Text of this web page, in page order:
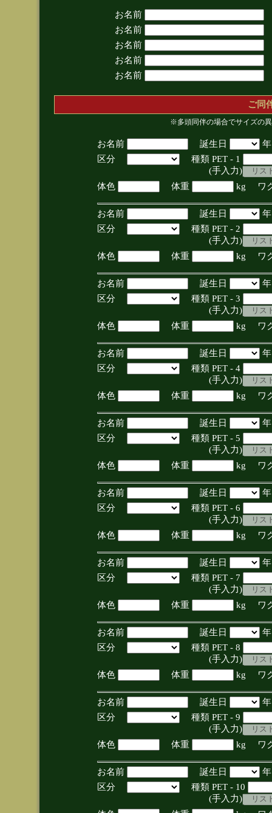
お名前
お名前
お名前
お名前
お名前
ご同
※多頭同伴の場合でサイズの
お名前 誕生日
区分
種類 PET - 1
(手入力)
体色
体重 kg ワ
お名前 誕生日
区分
種類 PET - 2
(手入力)
体色
体重 kg ワ
お名前 誕生日
区分
種類 PET - 3
(手入力)
体色
体重 kg ワ
お名前 誕生日
区分
種類 PET - 4
(手入力)
体色
体重 kg ワ
お名前 誕生日
区分
種類 PET - 5
(手入力)
体色
体重 kg ワ
お名前 誕生日
区分
種類 PET - 6
(手入力)
体色
体重 kg ワ
お名前 誕生日
区分
種類 PET - 7
(手入力)
体色
体重 kg ワ
お名前 誕生日
区分
種類 PET - 8
(手入力)
体色
体重 kg ワ
お名前 誕生日
区分
種類 PET - 9
(手入力)
体色
体重 kg ワ
お名前 誕生日
区分
種類 PET - 10
(手入力)